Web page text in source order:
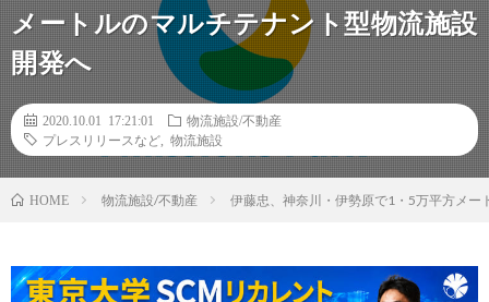
メートルのマルチテナント型物流施設
開発へ
2020.10.01 17:21:01
物流施設/不動産
プレスリリースなど
物流施設
HOME 物流施設/不動産 伊藤忠、神奈川・伊勢原で1・5万平方メ